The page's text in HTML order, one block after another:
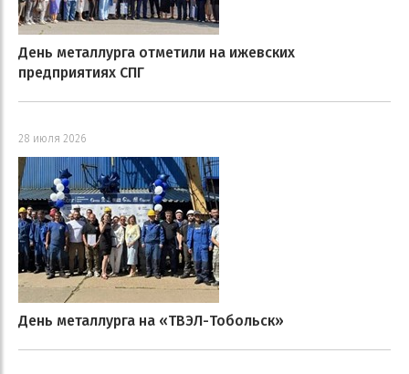
День металлурга отметили на ижевских
предприятиях СПГ
28 июля 2026
День металлурга на «ТВЭЛ-Тобольск»